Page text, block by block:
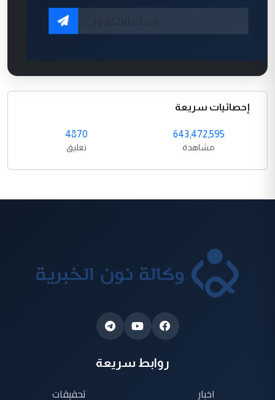
إحصائيات سريعة
643,472,595
مشاهدة
4870
تعليق
روابط سريعة
اخبار
تحقيقات